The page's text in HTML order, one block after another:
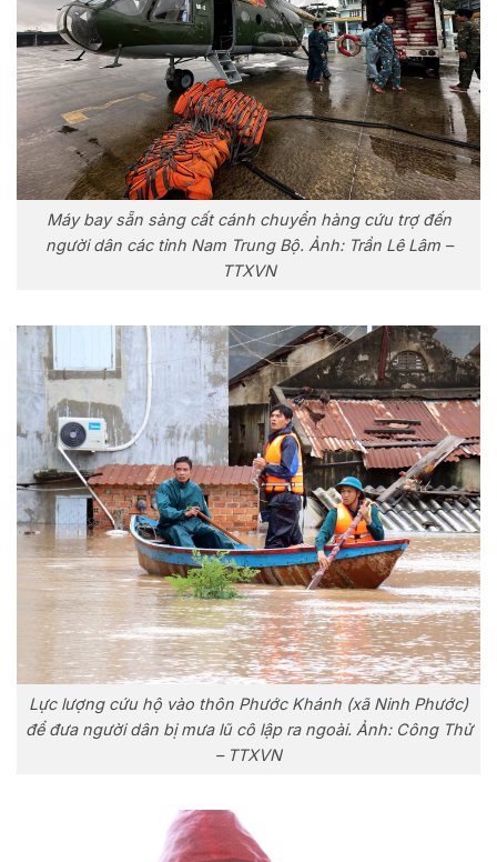
Máy bay sẵn sàng cất cánh chuyển hàng cứu trợ đến
người dân các tỉnh Nam Trung Bộ. Ảnh: Trần Lê Lâm –
TTXVN
Lực lượng cứu hộ vào thôn Phước Khánh (xã Ninh Phước)
để đưa người dân bị mưa lũ cô lập ra ngoài. Ảnh: Công Thử
– TTXVN